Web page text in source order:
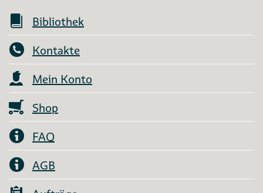
Bibliothek
Kontakte
Mein Konto
Shop
FAQ
AGB